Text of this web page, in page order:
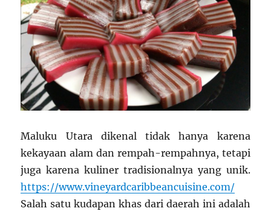
Maluku Utara dikenal tidak hanya karena
kekayaan alam dan rempah-rempahnya, tetapi
juga karena kuliner tradisionalnya yang unik.
https://www.vineyardcaribbeancuisine.com/
Salah satu kudapan khas dari daerah ini adalah